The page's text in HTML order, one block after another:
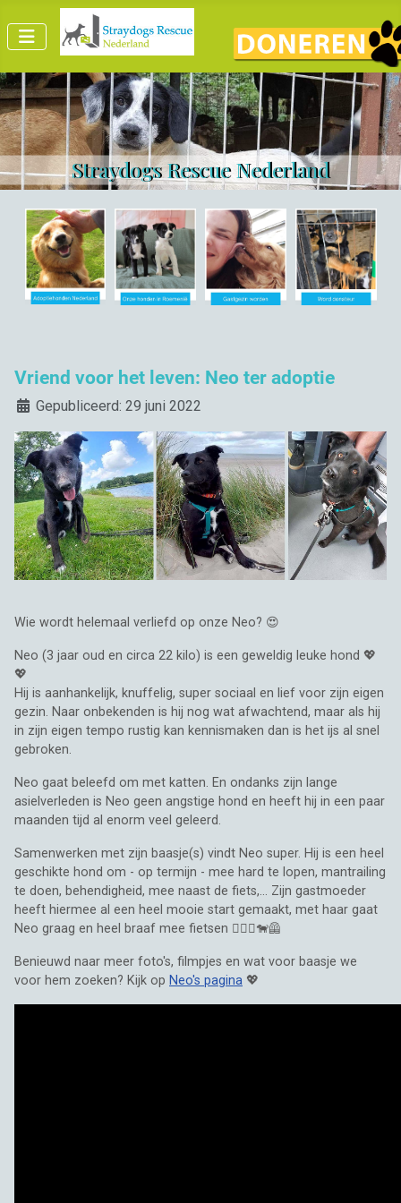
Straydogs Rescue Nederland
Vriend voor het leven: Neo ter adoptie
DetailsGepubliceerd: 29 juni 2022
Wie wordt helemaal verliefd op onze Neo? 😍
Neo (3 jaar oud en circa 22 kilo) is een geweldig leuke hond 💖
💖
Hij is aanhankelijk, knuffelig, super sociaal en lief voor zijn eigen
gezin. Naar onbekenden is hij nog wat afwachtend, maar als hij
in zijn eigen tempo rustig kan kennismaken dan is het ijs al snel
gebroken.
Neo gaat beleefd om met katten. En ondanks zijn lange
asielverleden is Neo geen angstige hond en heeft hij in een paar
maanden tijd al enorm veel geleerd.
Samenwerken met zijn baasje(s) vindt Neo super. Hij is een heel
geschikte hond om - op termijn - mee hard te lopen, mantrailing
te doen, behendigheid, mee naast de fiets,... Zijn gastmoeder
heeft hiermee al een heel mooie start gemaakt, met haar gaat
Neo graag en heel braaf mee fietsen 🚴🏼‍♂️🐕‍🦺
Benieuwd naar meer foto's, filmpjes en wat voor baasje we
voor hem zoeken? Kijk op Neo's pagina 💖